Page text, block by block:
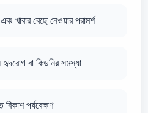
খাবার বেছে নেওয়ার পরামর্শ
হৃদরোগ বা কিডনির সমস্যা
পর্যবেক্ষণ